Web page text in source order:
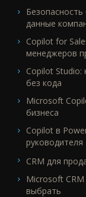
данные
Copilot for
менеджеров
Copilot Studio:
без кода
Microsoft
бизнеса
Copilot в
руководителя
CRM для
Microsoft
выбрать